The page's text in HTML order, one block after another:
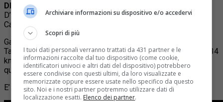
DESENZANO
D’Italia, 31,2 km a cronometro con 300 metri di dislivello da
Castiglione delle Stiviere a Desenzano.
Ganna ha battuto di 29 secondi il leader della corsa rosa
Tadeij Pogacar viaggiando all’impressionante media di 53,434
km all’ora. Terzo Arensman a 1’07”, quarto Thomas a 1’14”,
quinto Plapp a 1’18”; ottimo Tiberi, sesto a 1’19”.
E’ la prima vittoria di Pippo Ganna al Giro d’Italia 2024.
Archiviare informazioni su dispositivo e/o accedervi
Scopri di più
I tuoi dati personali verranno trattati da 431 partner e le
informazioni raccolte dal tuo dispositivo (come cookie,
identificatori univoci e altri dati del dispositivo) potrebbero
essere condivise con questi ultimi, da loro visualizzate e
memorizzate oppure essere usate nello specifico da questo
sito. Noi e i nostri partner potremmo utilizzare dati di
localizzazione esatti. Elenco dei partner.